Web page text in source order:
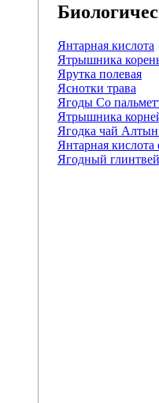
Янтарная кислота
Ятрышника
Ярутка полевая
Яснотки трава
Ягоды Со
Ятрышника
Ягодка чай
Янтарная кислота
Ягодный